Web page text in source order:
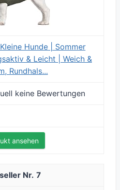
Hunde | Sommer
& Leicht | Weich &
Rundhals...
keine Bewertungen
ansehen
7